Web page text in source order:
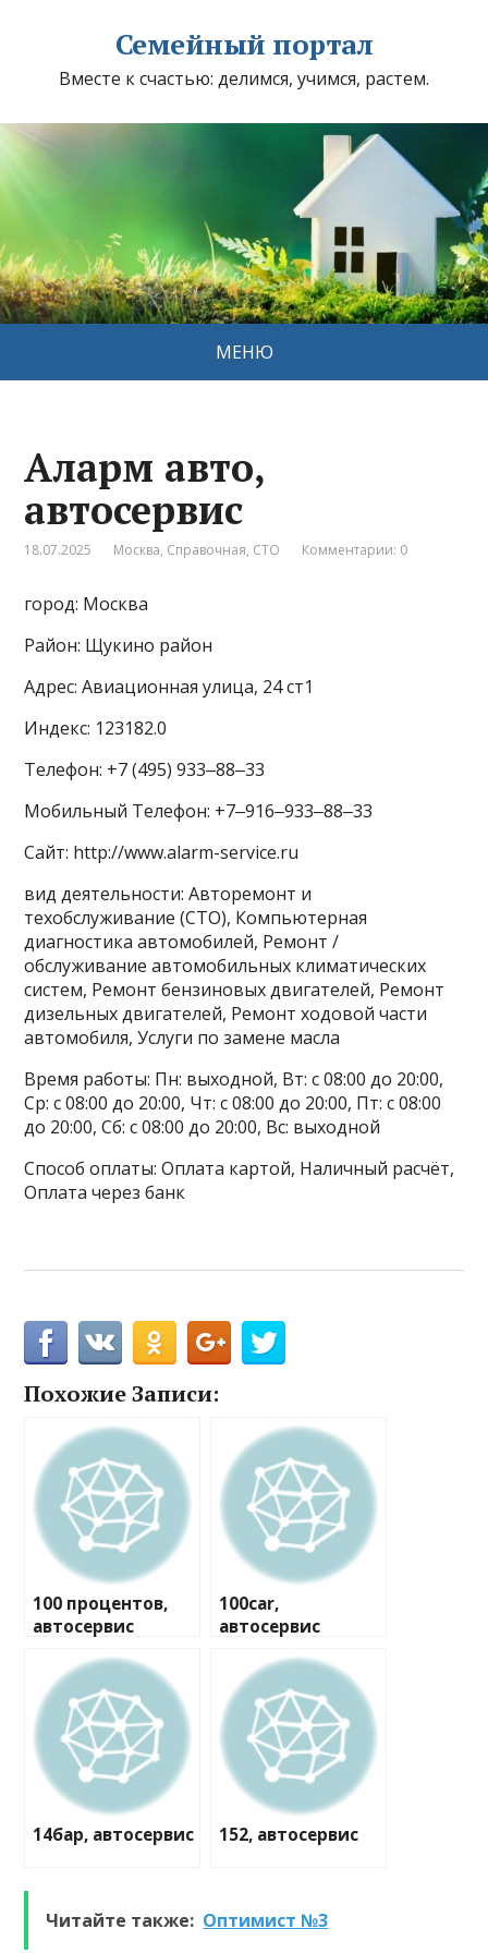
Семейный портал
Вместе к счастью: делимся, учимся, растем.
МЕНЮ
Аларм авто,
автосервис
18.07.2025 Москва, Справочная, СТО Комментарии: 0
город: Москва
Район: Щукино район
Адрес: Авиационная улица, 24 ст1
Индекс: 123182.0
Телефон: +7 (495) 933‒88‒33
Мобильный Телефон: +7‒916‒933‒88‒33
Сайт: http://www.alarm-service.ru
вид деятельности: Авторемонт и
техобслуживание (СТО), Компьютерная
диагностика автомобилей, Ремонт /
обслуживание автомобильных климатических
систем, Ремонт бензиновых двигателей, Ремонт
дизельных двигателей, Ремонт ходовой части
автомобиля, Услуги по замене масла
Время работы: Пн: выходной, Вт: с 08:00 до 20:00,
Ср: с 08:00 до 20:00, Чт: с 08:00 до 20:00, Пт: с 08:00
до 20:00, Сб: с 08:00 до 20:00, Вс: выходной
Способ оплаты: Оплата картой, Наличный расчёт,
Оплата через банк
Похожие Записи:
100 процентов,
автосервис
100car,
автосервис
14бар, автосервис 152, автосервис
Читайте также: Оптимист №3